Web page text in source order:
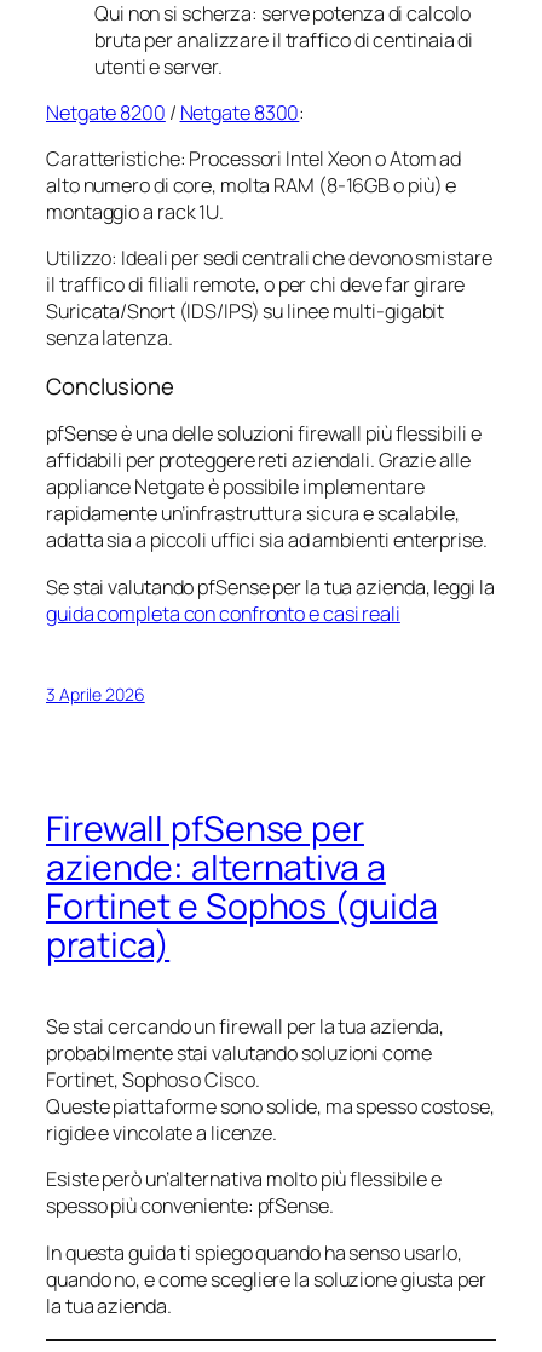
Qui non si scherza: serve potenza di calcolo
bruta per analizzare il traffico di centinaia di
utenti e server.
Netgate 8200 / Netgate 8300:
Caratteristiche: Processori Intel Xeon o Atom ad
alto numero di core, molta RAM (8-16GB o più) e
montaggio a rack 1U.
Utilizzo: Ideali per sedi centrali che devono smistare
il traffico di filiali remote, o per chi deve far girare
Suricata/Snort (IDS/IPS) su linee multi-gigabit
senza latenza.
Conclusione
pfSense è una delle soluzioni firewall più flessibili e
affidabili per proteggere reti aziendali. Grazie alle
appliance Netgate è possibile implementare
rapidamente un’infrastruttura sicura e scalabile,
adatta sia a piccoli uffici sia ad ambienti enterprise.
Se stai valutando pfSense per la tua azienda, leggi la
guida completa con confronto e casi reali
3 Aprile 2026
Firewall pfSense per
aziende: alternativa a
Fortinet e Sophos (guida
pratica)
Se stai cercando un firewall per la tua azienda,
probabilmente stai valutando soluzioni come
Fortinet, Sophos o Cisco.
Queste piattaforme sono solide, ma spesso costose,
rigide e vincolate a licenze.
Esiste però un’alternativa molto più flessibile e
spesso più conveniente: pfSense.
In questa guida ti spiego quando ha senso usarlo,
quando no, e come scegliere la soluzione giusta per
la tua azienda.